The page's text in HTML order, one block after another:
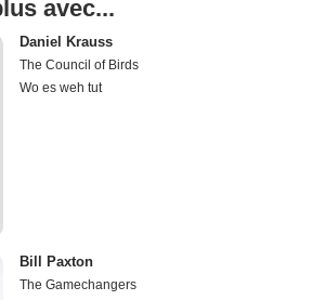
avec...
Daniel Krauss
The Council of Birds
Wo es weh tut
Bill Paxton
The Gamechangers